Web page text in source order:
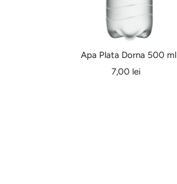
Apa Plata Dorna 500 ml
7,00 lei